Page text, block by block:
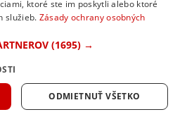
predpoklady pre akékoľvek
Krchňavý.
poskytovateľov
Slovenska Dušan Zachar
ktoré ste im poskytli alebo ktoré
služieb. Zásady ochrany osobných
(1695) →
ODMIETNUŤ VŠETKO